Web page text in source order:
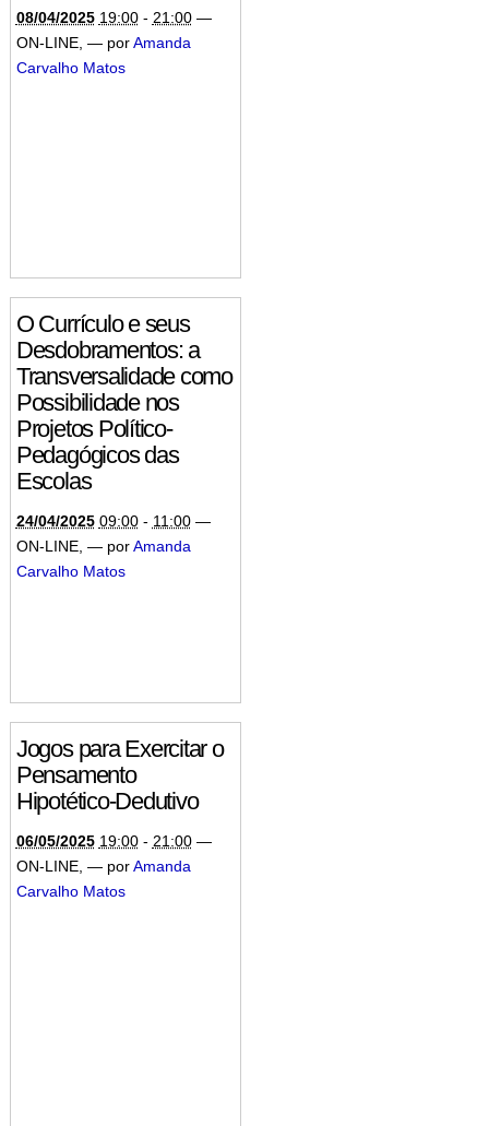
08/04/2025 19:00- 21:00 —
ON-LINE, — porAmanda
Carvalho Matos
O Currículo e seus
Desdobramentos: a
Transversalidade como
Possibilidade nos
Projetos Político-
Pedagógicos das
Escolas
24/04/2025 09:00- 11:00 —
ON-LINE, — porAmanda
Carvalho Matos
Jogos para Exercitar o
Pensamento
Hipotético-Dedutivo
06/05/2025 19:00- 21:00 —
ON-LINE, — porAmanda
Carvalho Matos